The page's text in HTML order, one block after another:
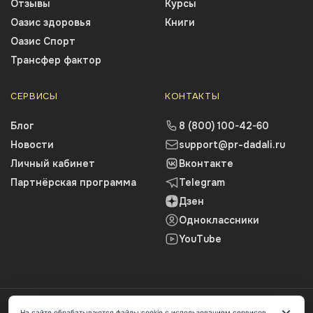
Отзывы
Оазис здоровья
Оазис Спорт
Трансфер фактор
Курсы
Книги
СЕРВИСЫ
Блог
Новости
Личный кабинет
Партнёрская программа
КОНТАКТЫ
8 (800) 100-42-60
support@pr-dadali.ru
Вконтакте
Telegram
Дзен
Одноклассники
YouTube